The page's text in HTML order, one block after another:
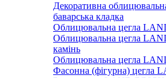
Декоративна
баварська кладка
Облицювальна цегла
Облицювальна цегла
камінь
Облицювальна цегла
Фасонна (фігурна) цегла